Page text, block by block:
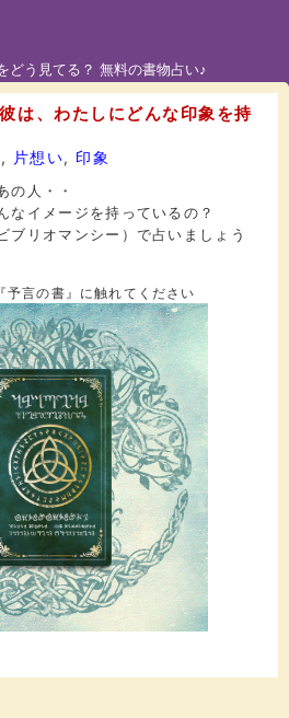
どう見てる？ 無料の書物占い♪
は、わたしにどんな印象を持
, 片想い, 印象
の人・・
なイメージを持っているの？
ブリオマンシー）で占いましょう
予言の書』に触れてください